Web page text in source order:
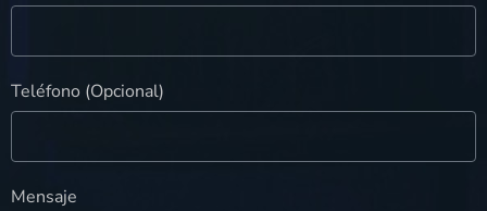
Teléfono (Opcional)
Mensaje